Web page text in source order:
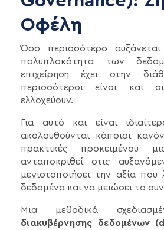
Οφέλη
Όσο περισσότερο
πολυπλοκότητα των
επιχείρηση έχει στην
περισσότεροι είναι και
ελλοχεύουν.
Για αυτό και είναι
ακολουθούνται κάποιοι
πρακτικές προκειμένου
ανταποκριθεί στις
μεγιστοποιήσει την αξία
δεδομένα και να μειώσει το
Μια μεθοδικά
διακυβέρνησης δεδομένων